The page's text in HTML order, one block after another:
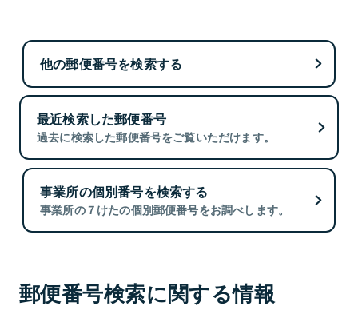
他の郵便番号を検索する
最近検索した郵便番号
過去に検索した郵便番号をご覧いただけます。
事業所の個別番号を検索する
事業所の７けたの個別郵便番号をお調べします。
郵便番号検索に関する情報